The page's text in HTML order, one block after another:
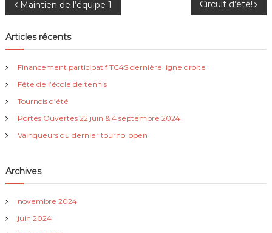
N
a
v
i
g
a
t
i
o
Maintien de l’équipe 1 Circuit d’été!
Articles récents
Financement participatif TC4S dernière ligne droite
Fête de l’école de tennis
Tournois d’été
Portes Ouvertes 22 juin & 4 septembre 2024
Vainqueurs du dernier tournoi open
Archives
novembre 2024
juin 2024